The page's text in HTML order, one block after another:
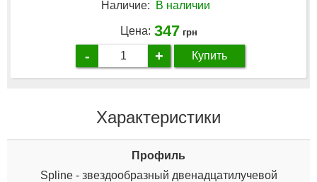
Наличие: В наличии
Цена: 347 грн
- + Купить
Характеристики
Профиль
Spline - звездообразный двенадцатилучевой